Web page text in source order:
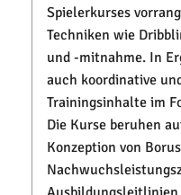
Spielerkurses
Techniken wie
und -mitnahme. In
auch koordinative
Trainingsinhalte im
Die Kurse beruhen
Konzeption von